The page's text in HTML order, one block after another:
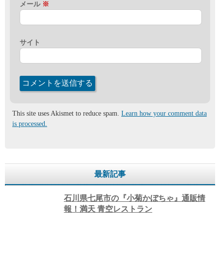
メール ※
サイト
This site uses Akismet to reduce spam. Learn how your comment data
is processed.
最新記事
石川県七尾市の『小菊かぼちゃ』通販情
報！満天 青空レストラン